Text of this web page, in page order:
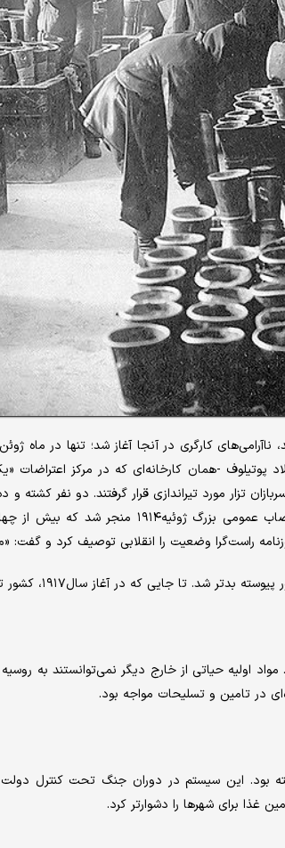
تزار مورد تیراندازی قرار گرفتند. دو نفر کشته
وقوع این حادثه بود. این وضعیت به اعتصاب
راست‌گرا وضعیت را انقلابی توصیف کرد و
در آغاز سال۱۹۱۷، کشور تقریبا با فروپاشی اقتصادی مواجه بود.
اولیه حیاتی از خارج دیگر نمی‌توانستند به روسیه
در تامین و تسلیحات مواجه بود.
بود. این سیستم در دوران جنگ تحت کنترل دولت
غذا برای شهرها را دشوارتر کرد.